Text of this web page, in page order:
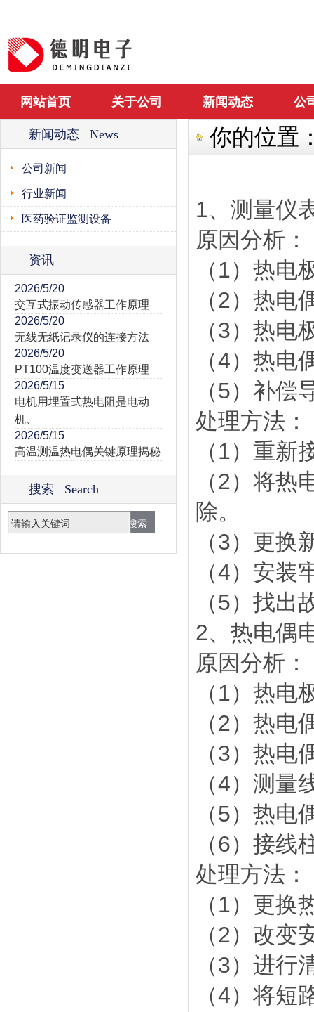
网站首页 关于公司 新闻动态 公
新闻动态 News
公司新闻
行业新闻
医药验证监测设备
资讯
2026/5/20
交互式振动传感器工作原理
2026/5/20
无线无纸记录仪的连接方法
2026/5/20
PT100温度变送器工作原理
2026/5/15
电机用埋置式热电阻是电动
机、
2026/5/15
高温测温热电偶关键原理揭秘
搜索 Search
你的位置
1、测量仪
原因分析：
（1）热电
（2）热
（3）热电
（4）热电
（5）补偿
处理方法：
（1）重新
（2）将
除。
（3）更换
（4）安装
（5）找出
2、热电偶
原因分析：
（1）热电
（2）热
（3）热电
（4）测
（5）热电
（6）接线
处理方法：
（1）更换
（2）改变
（3）进行
（4）将短